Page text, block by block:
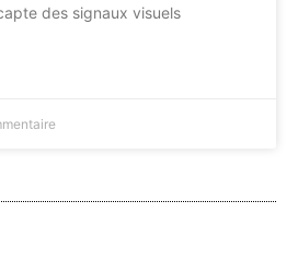
des signaux visuels